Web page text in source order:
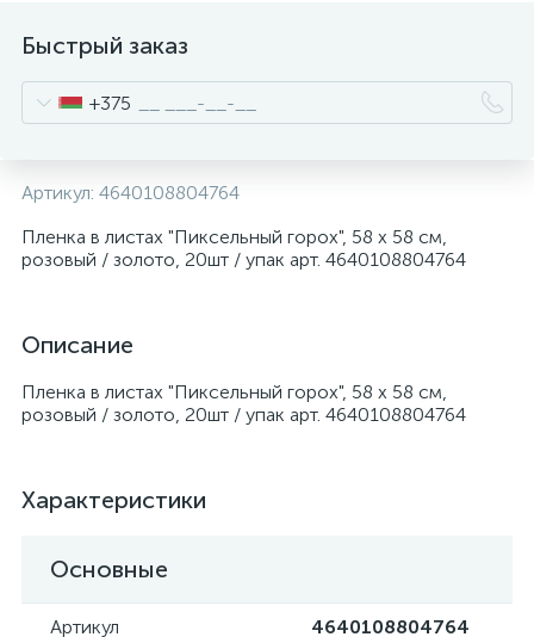
Быстрый заказ
+375
Артикул: 4640108804764
Пленка в листах "Пиксельный горох", 58 х 58 см,
розовый / золото, 20шт / упак арт. 4640108804764
Описание
Пленка в листах "Пиксельный горох", 58 х 58 см,
розовый / золото, 20шт / упак арт. 4640108804764
Характеристики
Основные
Артикул 4640108804764